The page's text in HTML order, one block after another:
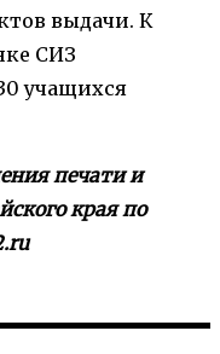
выдачи. К
СИЗ
учащихся
печати и
края по